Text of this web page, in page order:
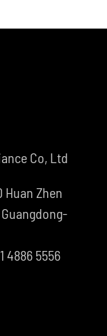
Co, Ltd
Zhen
4886 5556